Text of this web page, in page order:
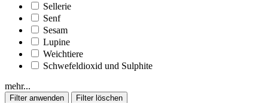
Sellerie
Senf
Sesam
Lupine
Weichtiere
Schwefeldioxid und Sulphite
mehr...